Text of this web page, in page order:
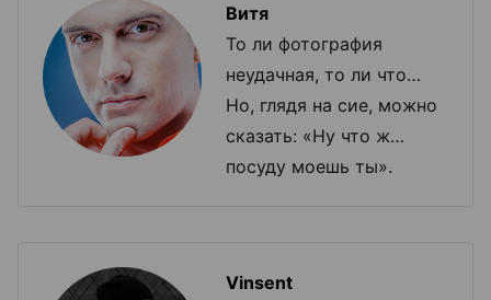
Витя
То ли фотография
неудачная, то ли что…
Но, глядя на сие, можно
сказать: «Ну что ж…
посуду моешь ты».
Vinsent